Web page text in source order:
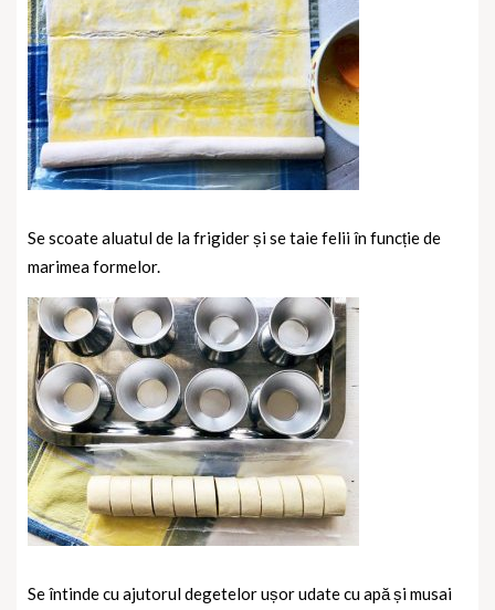
Se scoate aluatul de la frigider și se taie felii în funcție de
marimea formelor.
Se întinde cu ajutorul degetelor ușor udate cu apă și musai